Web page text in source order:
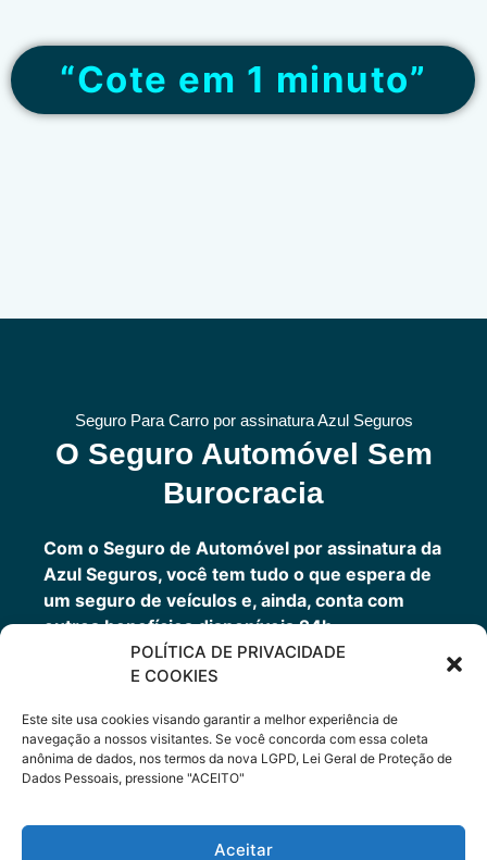
POLÍTICA DE PRIVACIDADE
E COOKIES
Este site usa cookies visando garantir a melhor experiência de
navegação a nossos visitantes. Se você concorda com essa coleta
anônima de dados, nos termos da nova LGPD, Lei Geral de Proteção de
Dados Pessoais, pressione "ACEITO"
Aceitar
“Cote em 1 minuto”
Seguro Para Carro por assinatura Azul Seguros
O Seguro Automóvel Sem
Burocracia
Com o Seguro de Automóvel por assinatura da
Azul Seguros, você tem tudo o que espera de
um seguro de veículos e, ainda, conta com
outros benefícios disponíveis 24h.
Você tem um seguro completo com a garantia
de uma empresa sólida que faz parte do grupo